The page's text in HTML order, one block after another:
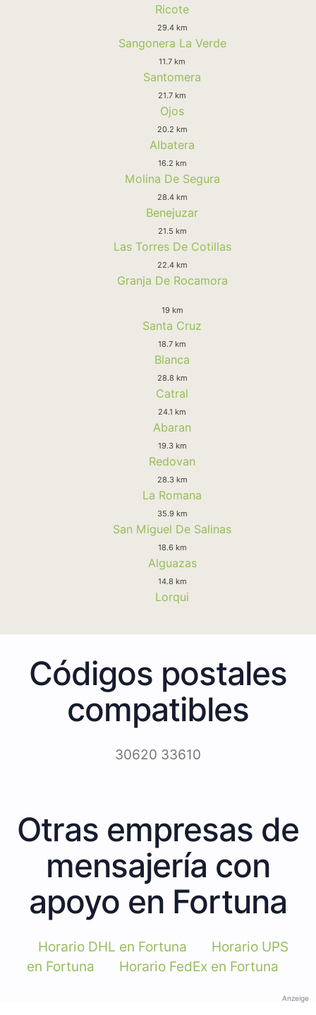
Ricote
29.4 km
Sangonera La Verde
11.7 km
Santomera
21.7 km
Ojos
20.2 km
Albatera
16.2 km
Molina De Segura
28.4 km
Benejuzar
21.5 km
Las Torres De Cotillas
22.4 km
Granja De Rocamora
19 km
Santa Cruz
18.7 km
Blanca
28.8 km
Catral
24.1 km
Abaran
19.3 km
Redovan
28.3 km
La Romana
35.9 km
San Miguel De Salinas
18.6 km
Alguazas
14.8 km
Lorqui
Códigos postales
compatibles
30620 33610
Otras empresas de
mensajería con
apoyo en Fortuna
Horario DHL en Fortuna
Horario UPS
en Fortuna
Horario FedEx en Fortuna
Anzeige